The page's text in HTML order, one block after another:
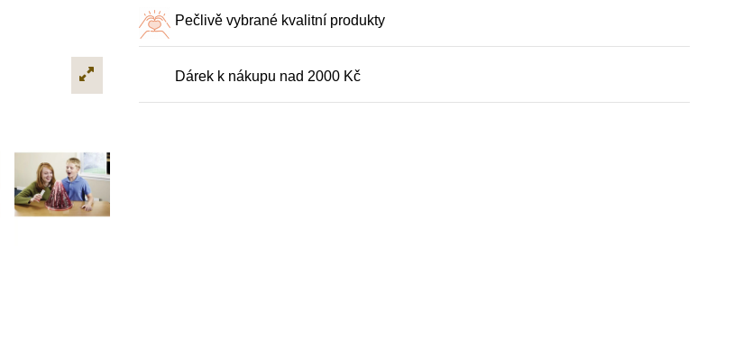
Pečlivě vybrané kvalitní produkty
Dárek k nákupu nad 2000 Kč